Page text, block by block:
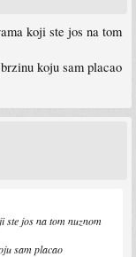
koji ste jos na tom
koju sam placao
ste jos na tom nuznom
sam placao